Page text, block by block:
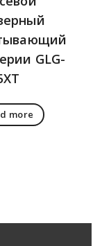
GLG-
more